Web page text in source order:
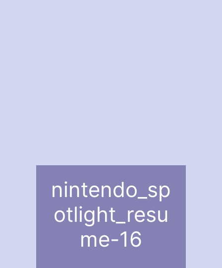
nintendo_sp
otlight_resu
me-16